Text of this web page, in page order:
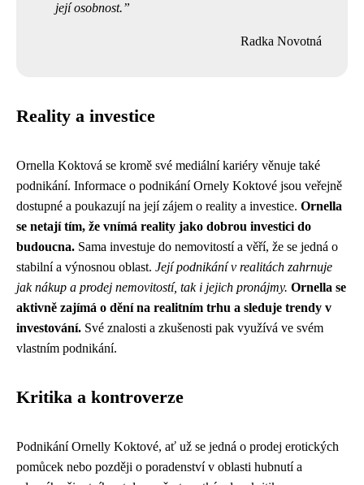
její osobnost.
Radka Novotná
Reality a investice
Ornella Koktová se kromě své mediální kariéry věnuje také
podnikání. Informace o podnikání Ornely Koktové jsou veřejně
dostupné a poukazují na její zájem o reality a investice. Ornella
se netají tím, že vnímá reality jako dobrou investici do
budoucna. Sama investuje do nemovitostí a věří, že se jedná o
stabilní a výnosnou oblast. Její podnikání v realitách zahrnuje
jak nákup a prodej nemovitostí, tak i jejich pronájmy. Ornella se
aktivně zajímá o dění na realitním trhu a sleduje trendy v
investování. Své znalosti a zkušenosti pak využívá ve svém
vlastním podnikání.
Kritika a kontroverze
Podnikání Ornelly Koktové, ať už se jedná o prodej erotických
pomůcek nebo později o poradenství v oblasti hubnutí a